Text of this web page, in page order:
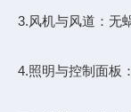
3.风机与风道：无
4.照明与控制面板